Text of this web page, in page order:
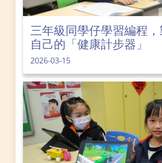
三年級同學仔學習編程
自己的「健康計步器」
2026-03-15